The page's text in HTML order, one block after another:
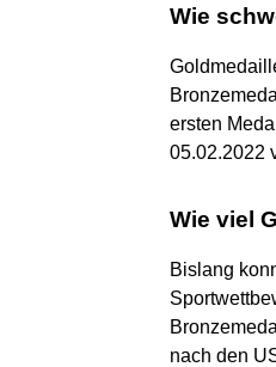
Wie
ersten
05.02.2022
Wie viel
Bislang
nach den